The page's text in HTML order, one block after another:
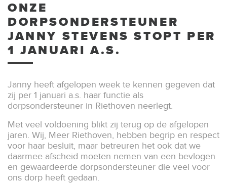
ONZE
DORPSONDERSTEUNER
JANNY STEVENS STOPT PER
1 JANUARI A.S.
Janny heeft afgelopen week te kennen gegeven dat
zij per 1 januari a.s. haar functie als
dorpsondersteuner in Riethoven neerlegt.
Met veel voldoening blikt zij terug op de afgelopen
jaren. Wij, Meer Riethoven, hebben begrip en respect
voor haar besluit, maar betreuren het ook dat we
daarmee afscheid moeten nemen van een bevlogen
en gewaardeerde dorpsondersteuner die veel voor
ons dorp heeft gedaan.